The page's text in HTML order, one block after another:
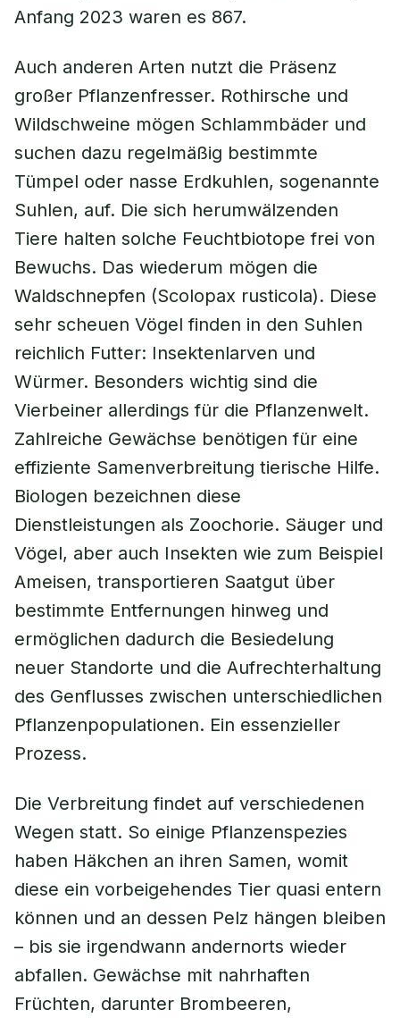
Anfang 2023 waren es 867.
Auch anderen Arten nutzt die Präsenz
großer Pflanzenfresser. Rothirsche und
Wildschweine mögen Schlammbäder und
suchen dazu regelmäßig bestimmte
Tümpel oder nasse Erdkuhlen, sogenannte
Suhlen, auf. Die sich herumwälzenden
Tiere halten solche Feuchtbiotope frei von
Bewuchs. Das wiederum mögen die
Waldschnepfen (Scolopax rusticola). Diese
sehr scheuen Vögel finden in den Suhlen
reichlich Futter: Insektenlarven und
Würmer. Besonders wichtig sind die
Vierbeiner allerdings für die Pflanzenwelt.
Zahlreiche Gewächse benötigen für eine
effiziente Samenverbreitung tierische Hilfe.
Biologen bezeichnen diese
Dienstleistungen als Zoochorie. Säuger und
Vögel, aber auch Insekten wie zum Beispiel
Ameisen, transportieren Saatgut über
bestimmte Entfernungen hinweg und
ermöglichen dadurch die Besiedelung
neuer Standorte und die Aufrechterhaltung
des Genflusses zwischen unterschiedlichen
Pflanzenpopulationen. Ein essenzieller
Prozess.
Die Verbreitung findet auf verschiedenen
Wegen statt. So einige Pflanzenspezies
haben Häkchen an ihren Samen, womit
diese ein vorbeigehendes Tier quasi entern
können und an dessen Pelz hängen bleiben
– bis sie irgendwann andernorts wieder
abfallen. Gewächse mit nahrhaften
Früchten, darunter Brombeeren,